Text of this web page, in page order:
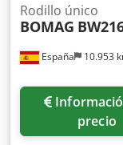
España 10.953
Rodillo único
BOMAG
Información de
precio